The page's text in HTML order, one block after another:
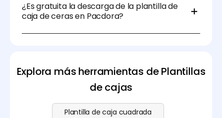
plantilla de caja de ceras para adaptarla a tus
necesidades específicas, tanto si estás
empaquetando un juego pequeño como una caja
¿Es gratuita la descarga de la plantilla de
caja de ceras en Pacdora?
nuestro plan de suscripción Pro.
Explora más herramientas de Plantillas
de cajas
Plantilla de caja cuadrada